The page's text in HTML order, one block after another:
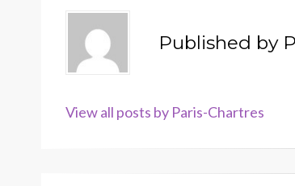
Published by
View all posts by Paris-Chartres